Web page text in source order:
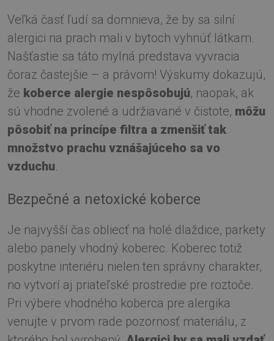
Veľká časť ľudí sa domnieva, že by sa silní
alergici na prach mali v bytoch vyhnúť látkam.
Našťastie sa táto mylná predstava vyvracia
čoraz častejšie – a právom! Výskumy dokazujú,
že koberce alergie nespôsobujú, naopak, ak
sú vhodne zvolené a udržiavané v čistote, môžu
pôsobiť na princípe filtra a zmenšiť tak
množstvo prachu vznášajúceho sa vo
vzduchu.
Bezpečné a netoxické koberce
Je najvyšší čas obliecť na holé dlaždice, parkety
alebo panely vhodný koberec. Koberec totiž
poskytne interiéru nielen ten správny charakter,
no vytvorí aj priateľské prostredie pre roztoče.
Pri výbere vhodného koberca pre alergika
venujte v prvom rade pozornosť materiálu, z